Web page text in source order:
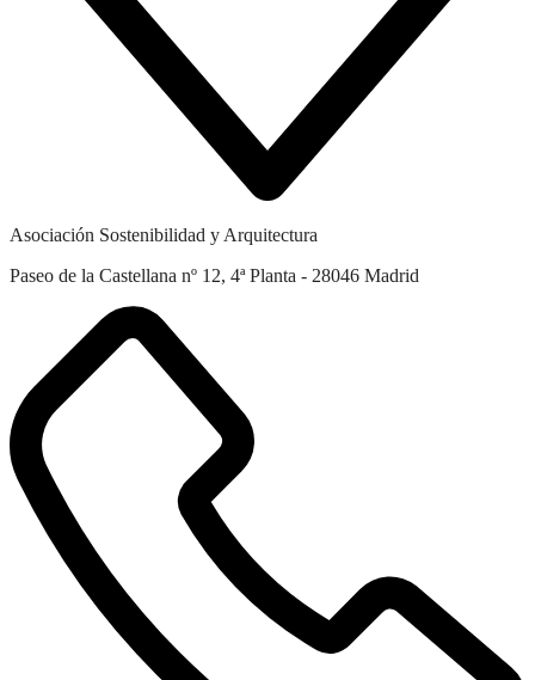
Asociación Sostenibilidad y Arquitectura
Paseo de la Castellana nº 12, 4ª Planta - 28046 Madrid